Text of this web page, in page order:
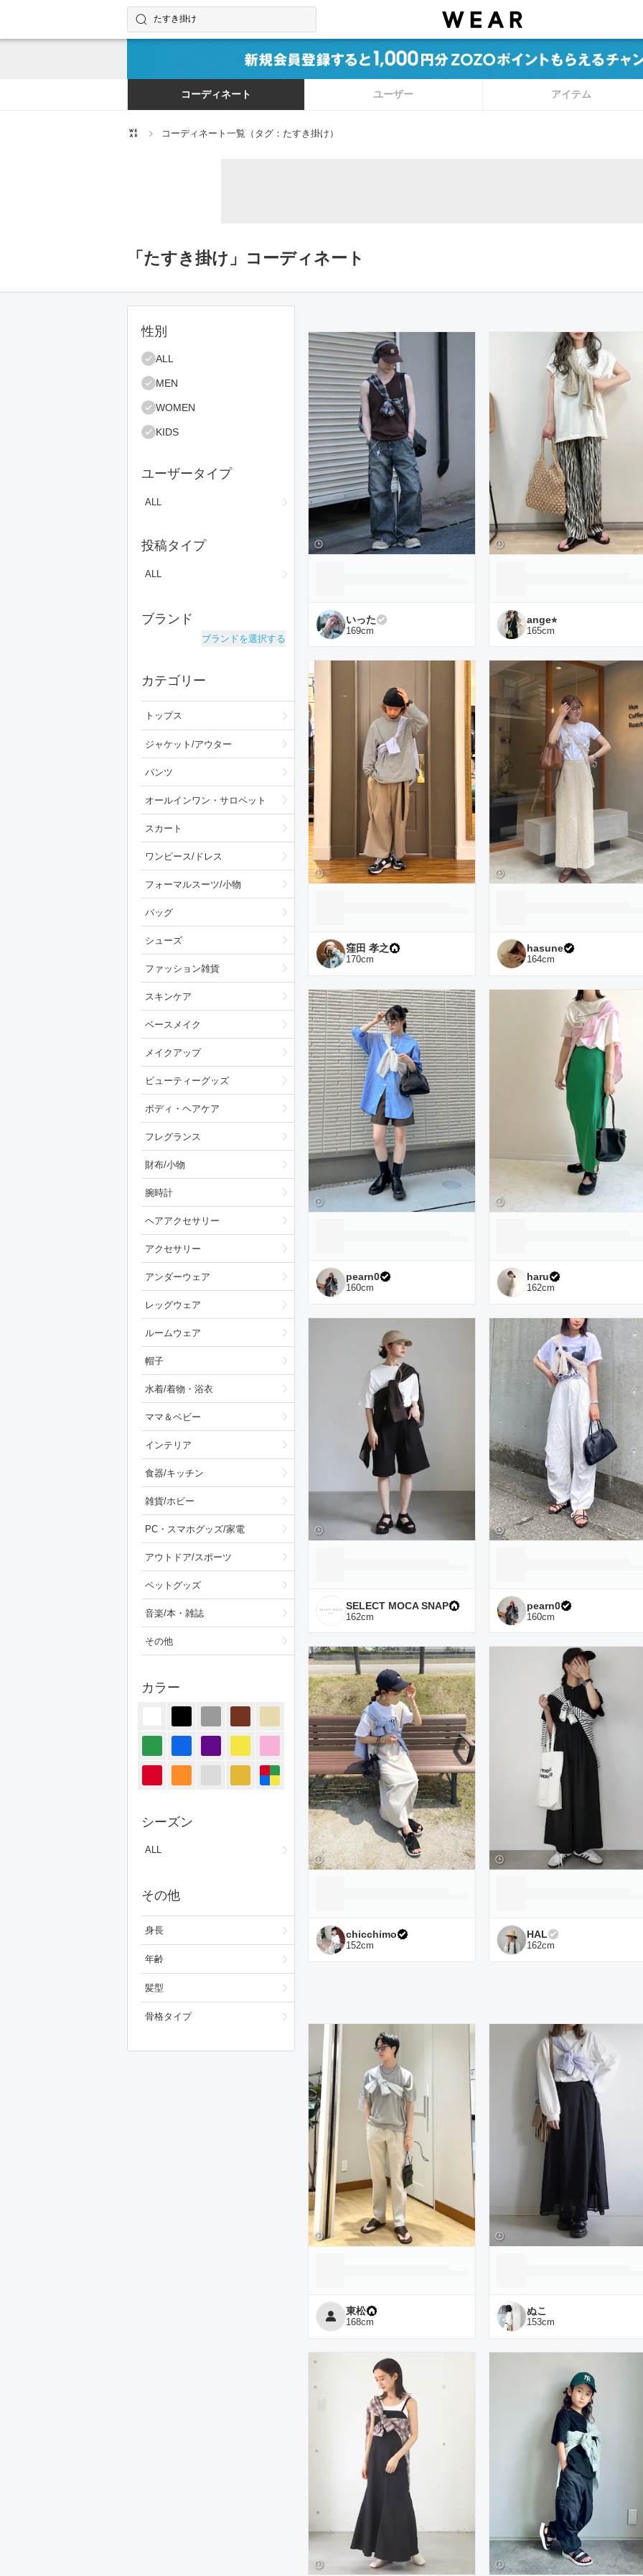
コーディネートやユーザーを探す
検索する
コーディネート ユーザー アイテム
コーディネート一覧（タグ：たすき掛け）
「たすき掛け」コーディネート
絞り込み条件
性別
ALL
MEN
WOMEN
KIDS
ユーザータイプ
ALL
投稿タイプ
ALL
ブランド
ブランドを選択する
カテゴリー
トップス
ジャケット/アウター
パンツ
オールインワン・サロペット
スカート
ワンピース/ドレス
フォーマルスーツ/小物
バッグ
シューズ
ファッション雑貨
スキンケア
ベースメイク
メイクアップ
ビューティーグッズ
ボディ・ヘアケア
フレグランス
財布/小物
腕時計
ヘアアクセサリー
アクセサリー
アンダーウェア
レッグウェア
ルームウェア
帽子
水着/着物・浴衣
ママ＆ベビー
インテリア
食器/キッチン
雑貨/ホビー
PC・スマホグッズ/家電
アウトドア/スポーツ
ペットグッズ
音楽/本・雑誌
その他
カラー
シーズン
ALL
その他
身長
年齢
髪型
骨格タイプ
コーディネート一覧
いった
169cm
ange⭐︎
165cm
窪田 孝之
170cm
hasune
164cm
pearn0
160cm
haru
162cm
SELECT MOCA SNAP
162cm
pearn0
160cm
chicchimo
152cm
HAL
162cm
東松
168cm
ぬこ
153cm